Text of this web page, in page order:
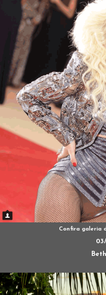
Confira galeria